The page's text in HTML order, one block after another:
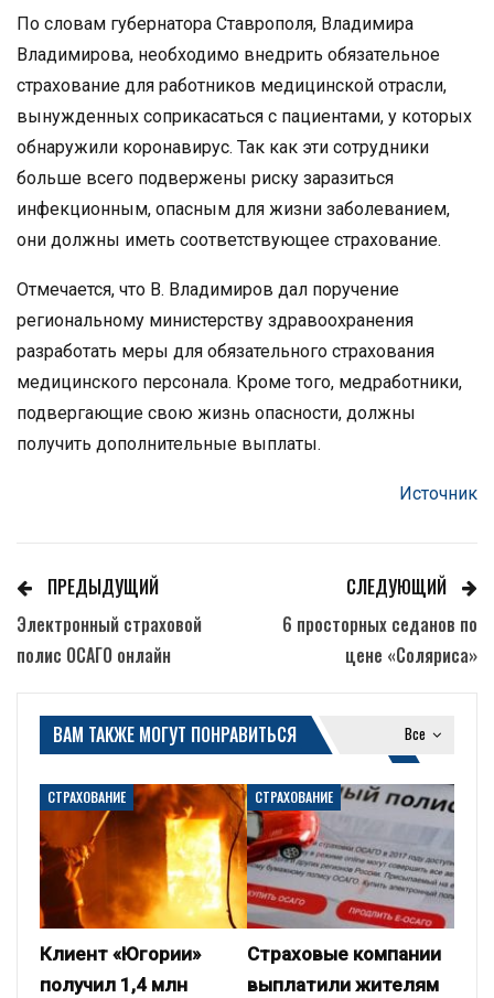
По словам губернатора Ставрополя, Владимира
Владимирова, необходимо внедрить обязательное
страхование для работников медицинской отрасли,
вынужденных соприкасаться с пациентами, у которых
обнаружили коронавирус. Так как эти сотрудники
больше всего подвержены риску заразиться
инфекционным, опасным для жизни заболеванием,
они должны иметь соответствующее страхование.
Отмечается, что В. Владимиров дал поручение
региональному министерству здравоохранения
разработать меры для обязательного страхования
медицинского персонала. Кроме того, медработники,
подвергающие свою жизнь опасности, должны
получить дополнительные выплаты.
Источник
ПРЕДЫДУЩИЙ
Электронный страховой
полис ОСАГО онлайн
СЛЕДУЮЩИЙ
6 просторных седанов по
цене «Соляриса»
Все
ВАМ ТАКЖЕ МОГУТ ПОНРАВИТЬСЯ
СТРАХОВАНИЕ
Клиент «Югории»
получил 1,4 млн
СТРАХОВАНИЕ
Страховые компании
выплатили жителям